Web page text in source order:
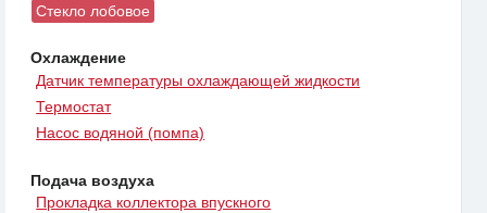
Стекло лобовое
Охлаждение
Датчик температуры охлаждающей жидкости
Термостат
Насос водяной (помпа)
Подача воздуха
Прокладка коллектора впускного